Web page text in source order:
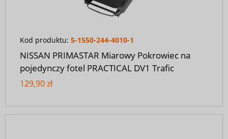
Kod produktu: 5-1550-244-4010-1
NISSAN PRIMASTAR Miarowy Pokrowiec na
pojedynczy fotel PRACTICAL DV1 Trafic
129,90 zł